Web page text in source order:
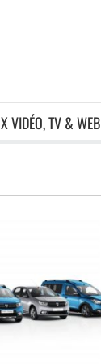
VIDÉO, TV & WEB